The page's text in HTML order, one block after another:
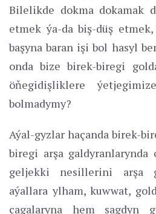
Bilelikde dokma dokamak
etmek ýa-da biş-düş
başyna baran işi bol hasyl
onda bize birek-biregi
öňegidişliklere
bolmadymy?
Aýal-gyzlar haçanda birek-
biregi arşa
geljekki nesillerini arşa
aýallara ylham, kuwwat,
çagalaryna hem sagdyn